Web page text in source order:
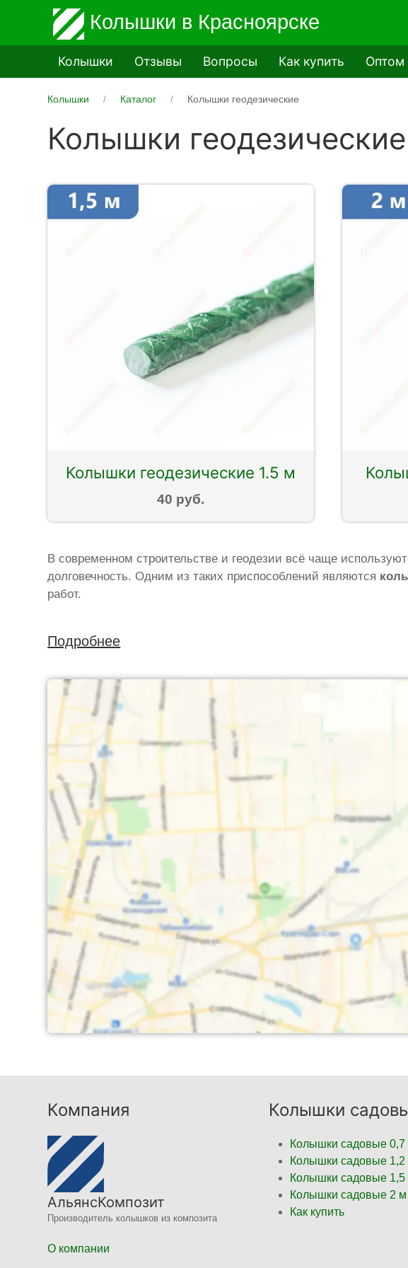
Колышки в Красноярскe
Колышки Отзывы Вопросы Как купить Оптом
Колышки Каталог Колышки геодезические
Колышки геодезические
Колышки геодезические 1.5 м
40 руб.
В современном строительстве и геодезии всё чаще
долговечность. Одним из таких приспособлений являются
работ.
Подробнее
Компания
АльянсКомпозит
Производитель колышков из композита
О компании
Колышки
Колышки садовые 0,7
Колышки садовые 1,2
Колышки садовые 1,5
Колышки садовые 2 м
Как купить